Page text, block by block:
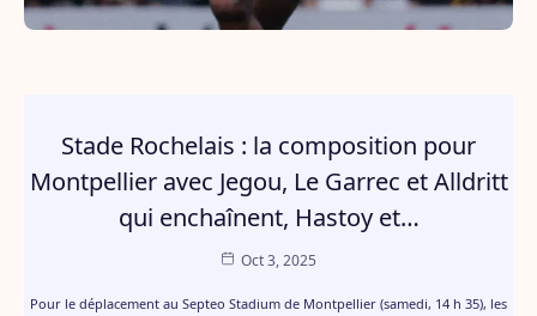
Stade Rochelais : la composition pour
Montpellier avec Jegou, Le Garrec et Alldritt
qui enchaînent, Hastoy et…
Oct 3, 2025
Pour le déplacement au Septeo Stadium de Montpellier (samedi, 14 h 35), les